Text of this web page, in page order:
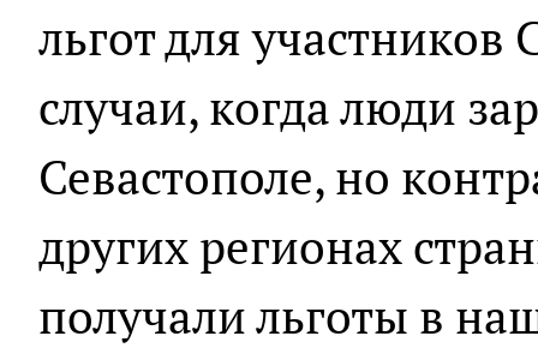
льгот для участников
случаи, когда люди
Севастополе, но
других регионах
получали льготы в